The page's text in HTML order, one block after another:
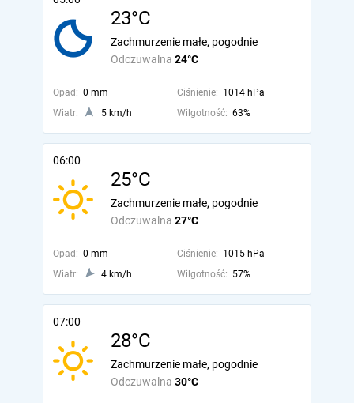
23°C
Odczuwalna 24°C
Zachmurzenie małe, pogodnie
Opad: 0 mm Ciśnienie: 1014 hPa
Wiatr:
5 km/h Wilgotność: 63%
06:00
25°C
Odczuwalna 27°C
Zachmurzenie małe, pogodnie
Opad: 0 mm Ciśnienie: 1015 hPa
Wiatr:
4 km/h Wilgotność: 57%
07:00
28°C
Odczuwalna 30°C
Zachmurzenie małe, pogodnie